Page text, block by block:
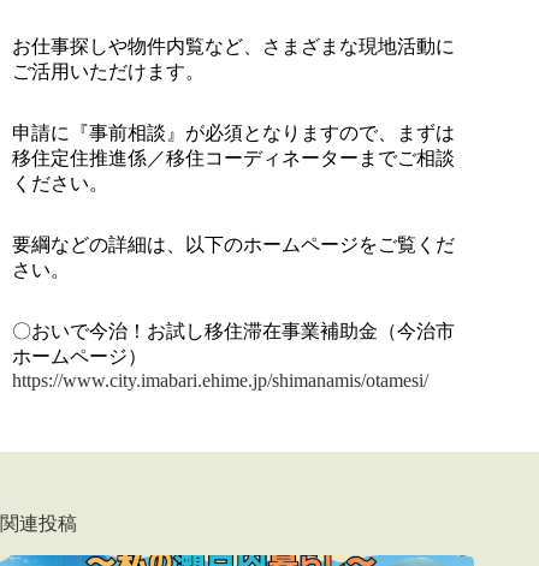
お仕事探しや物件内覧など、さまざまな現地活動に
ご活用いただけます。
申請に『事前相談』が必須となりますので、まずは
移住定住推進係／移住コーディネーターまでご相談
ください。
要綱などの詳細は、以下のホームページをご覧くだ
さい。
〇おいで今治！お試し移住滞在事業補助金（今治市
ホームページ）
https://www.city.imabari.ehime.jp/shimanamis/otamesi/
関連投稿